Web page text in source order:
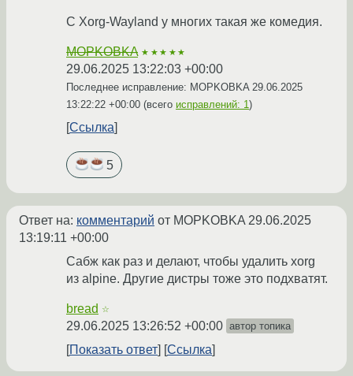
С Xorg-Wayland у многих такая же комедия.
MOPKOBKA ★★★★★
29.06.2025 13:22:03 +00:00
Последнее исправление: MOPKOBKA 29.06.2025
13:22:22 +00:00 (всего исправлений: 1)
Ссылка
5
Ответ на: комментарий от MOPKOBKA 29.06.2025
13:19:11 +00:00
Сабж как раз и делают, чтобы удалить xorg
из alpine. Другие дистры тоже это подхватят.
bread ☆
29.06.2025 13:26:52 +00:00 автор топика
Показать ответ Ссылка